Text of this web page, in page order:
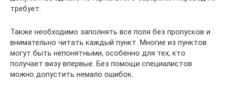
требует.
Также необходимо заполнять все поля без пропусков и
внимательно читать каждый пункт. Многие из пунктов
могут быть непонятными, особенно для тех, кто
получает визу впервые. Без помощи специалистов
можно допустить немало ошибок.